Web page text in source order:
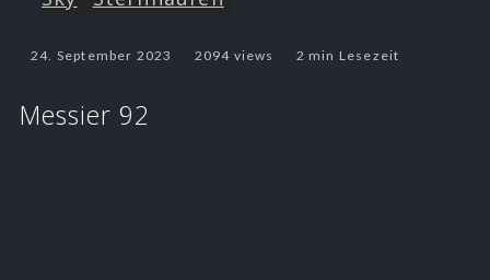
24. September 2023 2094 views 2 min Lesezeit
Messier 92